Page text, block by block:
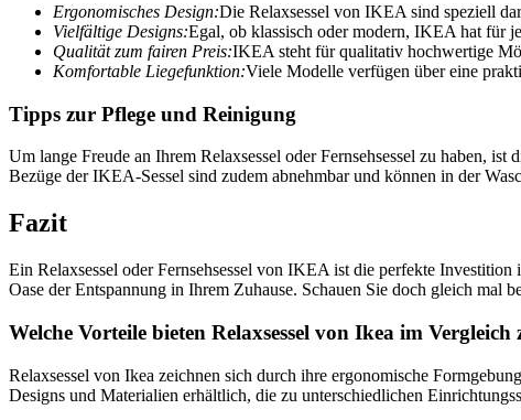
Ergonomisches Design:Die Relaxsessel von IKEA sind speziell
Vielfältige Designs:Egal, ob klassisch oder modern, IKEA hat für
Qualität zum fairen Preis:IKEA steht für qualitativ hochwertige
Komfortable Liegefunktion:Viele Modelle verfügen über eine
Tipps zur Pflege und Reinigung
Um lange Freude an Ihrem Relaxsessel oder Fernsehsessel zu haben,
Bezüge der IKEA-Sessel sind zudem abnehmbar und können in der
Fazit
Ein Relaxsessel oder Fernsehsessel von IKEA ist die perfekte
Oase der Entspannung in Ihrem Zuhause. Schauen Sie doch gleich
Welche Vorteile bieten Relaxsessel von Ikea im Vergleich
Relaxsessel von Ikea zeichnen sich durch ihre ergonomische
Designs und Materialien erhältlich, die zu unterschiedlichen